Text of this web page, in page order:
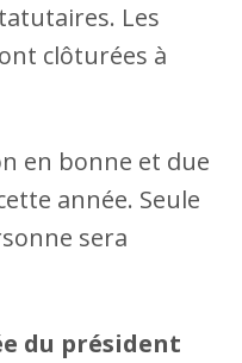
Les
clôturées à
en bonne et due
année. Seule
sera
du président